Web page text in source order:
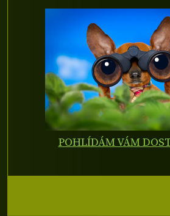
POHLÍDÁM VÁM